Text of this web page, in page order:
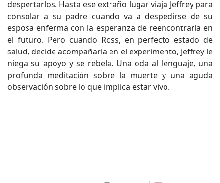
despertarlos. Hasta ese extraño lugar viaja Jeffrey para
consolar a su padre cuando va a despedirse de su
esposa enferma con la esperanza de reencontrarla en
el futuro. Pero cuando Ross, en perfecto estado de
salud, decide acompañarla en el experimento, Jeffrey le
niega su apoyo y se rebela. Una oda al lenguaje, una
profunda meditación sobre la muerte y una aguda
observación sobre lo que implica estar vivo.